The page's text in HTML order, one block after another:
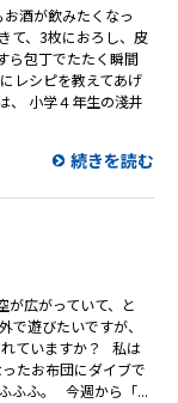
酒が飲みたくなっ
て、3枚におろし、皮
ら包丁でたたく瞬間
レシピを教えてあげ
、 小学４年生の淺井
続きを読む
が広がっていて、と
で遊びたいですが、
れていますか？ 私は
たお布団にダイブで
ふふ。 今週から「...